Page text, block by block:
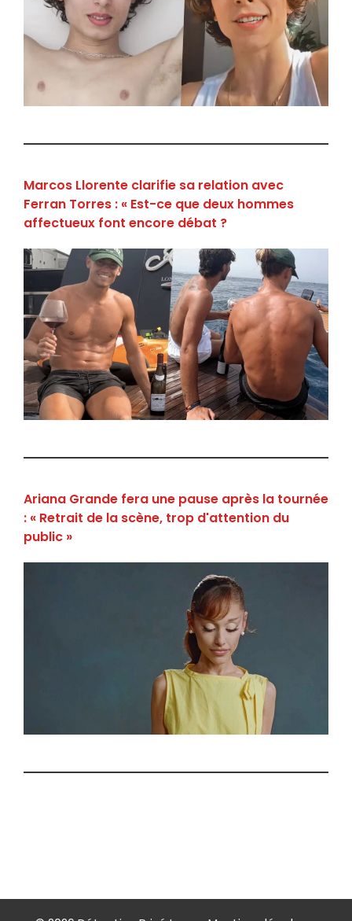
Marcos Llorente clarifie sa relation avec
Ferran Torres : « Est-ce que deux hommes
affectueux font encore débat ?
Ariana Grande fera une pause après la tournée
: « Retrait de la scène, trop d'attention du
public »